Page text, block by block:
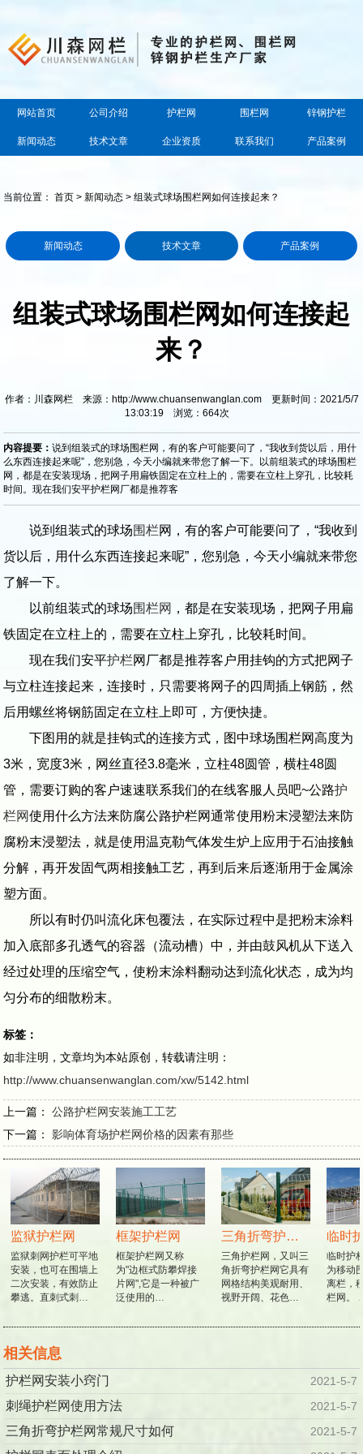
网站首页 公司介绍 护栏网 围栏网 锌钢护栏
新闻动态 技术文章 企业资质 联系我们 产品案例
当前位置：首页 >新闻动态 > 组装式球场围栏网如何连接起来？
新闻动态 技术文章 产品案例
组装式球场围栏网如何连接起
来？
作者：川森网栏 来源：http://www.chuansenwanglan.com 更新时间：2021/5/7
13:03:19 浏览： 664次
内容提要：说到组装式的球场围栏网，有的客户可能要问了，“我收到货以后，用什
么东西连接起来呢”，您别急，今天小编就来带您了解一下。以前组装式的球场围栏
网，都是在安装现场，把网子用扁铁固定在立柱上的，需要在立柱上穿孔，比较耗
时间。现在我们安平护栏网厂都是推荐客
说到组装式的球场围栏网，有的客户可能要问了，“我收到
货以后，用什么东西连接起来呢”，您别急，今天小编就来带您
了解一下。
以前组装式的球场围栏网 ，都是在安装现场，把网子用扁
铁固定在立柱上的，需要在立柱上穿孔，比较耗时间。
现在我们安平护栏网厂都是推荐客户用挂钩的方式把网子
与立柱连接起来，连接时，只需要将网子的四周插上钢筋，然
后用螺丝将钢筋固定在立柱上即可，方便快捷。
下图用的就是挂钩式的连接方式，图中球场围栏网高度为
3米，宽度3米，网丝直径3.8毫米，立柱48圆管，横柱48圆
管，需要订购的客户速速联系我们的在线客服人员吧~公路护
栏网使用什么方法来防腐公路护栏网通常使用粉末浸塑法来防
腐粉末浸塑法，就是使用温克勒气体发生炉上应用于石油接触
分解，再开发固气两相接触工艺，再到后来后逐渐用于金属涂
塑方面。
所以有时仍叫流化床包覆法，在实际过程中是把粉末涂料
加入底部多孔透气的容器（流动槽）中，并由鼓风机从下送入
经过处理的压缩空气，使粉末涂料翻动达到流化状态，成为均
匀分布的细散粉末。
标签：
如非注明，文章均为本站原创，转载请注明：
http://www.chuansenwanglan.com/xw/5142.html
上一篇：公路护栏网安装施工工艺
下一篇：影响体育场护栏网价格的因素有那些
监狱护栏网
监狱刺网护栏可平地
安装，也可在围墙上
二次安装，有效防止
攀逃。直刺式刺…
框架护栏网
框架护栏网又称
为"边框式防攀焊接
片网",它是一种被广
泛使用的…
三角折弯护栏网
三角护栏网，又叫三
角折弯护栏网它具有
网格结构美观耐用、
视野开阔、花色…
临时
临时护
为移动
离栏，
栏网。
相关信息
护栏网安装小窍门 2021-5-7
刺绳护栏网使用方法 2021-5-7
三角折弯护栏网常规尺寸如何 2021-5-7